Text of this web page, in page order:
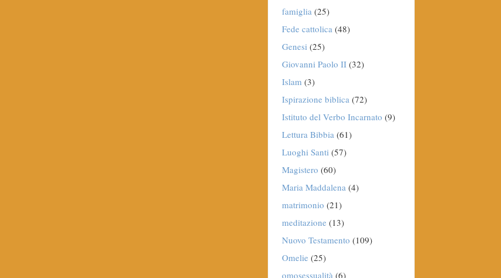
famiglia (25)
Fede cattolica (48)
Genesi (25)
Giovanni Paolo II(32)
Islam (3)
Ispirazione biblica (72)
Istituto del Verbo Incarnato (9)
Lettura Bibbia (61)
Luoghi Santi (57)
Magistero (60)
Maria Maddalena (4)
matrimonio (21)
meditazione (13)
Nuovo Testamento (109)
Omelie (25)
omosessualità (6)